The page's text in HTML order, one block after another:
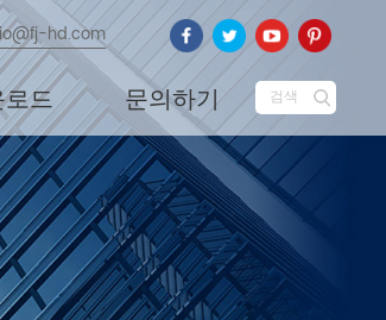
hd.com
로드 문의하기 검색